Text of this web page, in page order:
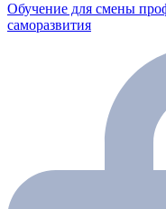
Обучение для смены
саморазвития